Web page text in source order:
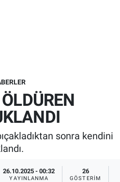
sonra kendini
26.10.2025 - 00:32
YAYINLANMA
26
GÖSTERIM